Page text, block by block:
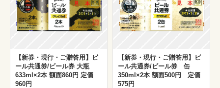
【新券・現行・ご贈答用】ビ
ール共通券/ビール券 大瓶
633ml×2本 額面860円 定価
960円
【新券・現行・ご贈答用】ビ
ール共通券/ビール券 缶
350ml×2本 額面500円 定価
575円